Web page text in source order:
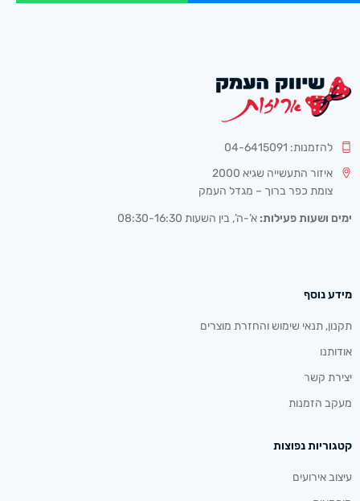
להזמנות: 04-6415091
איזור התעשייה שגיא 2000
צומת כפר ברוך – מגדל העמק
ימים ושעות פעילות: א’-ה’, בין השעות 08:30-16:30
מידע נוסף
תקנון, תנאי שימוש והחזרת מוצרים
אודותנו
יצירת קשר
מעקב הזמנות
קטגוריות נפוצות
עיצוב אירועים